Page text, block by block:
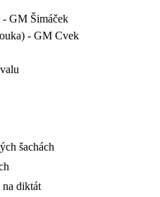
- GM Šimáček
- GM Cvek
šachách
na diktát